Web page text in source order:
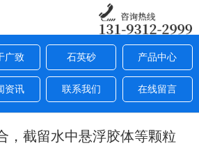
广致 石英砂 产品中心
资讯 联系我们 在线留言
，截留水中悬浮胶体等颗粒